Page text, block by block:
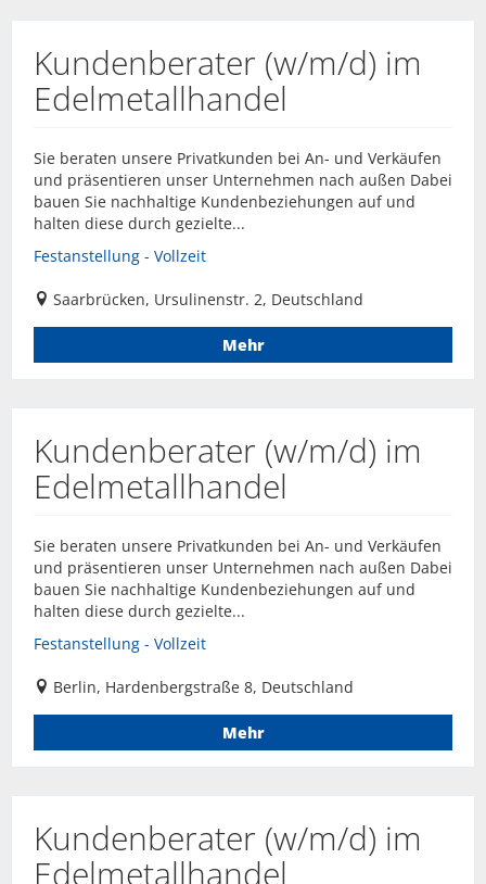
Kundenberater (w/m/d) im
Edelmetallhandel
Sie beraten unsere Privatkunden bei An- und Verkäufen
und präsentieren unser Unternehmen nach außen Dabei
bauen Sie nachhaltige Kundenbeziehungen auf und
halten diese durch gezielte...
Festanstellung - Vollzeit
Saarbrücken, Ursulinenstr. 2, Deutschland
Mehr
Kundenberater (w/m/d) im
Edelmetallhandel
Sie beraten unsere Privatkunden bei An- und Verkäufen
und präsentieren unser Unternehmen nach außen Dabei
bauen Sie nachhaltige Kundenbeziehungen auf und
halten diese durch gezielte...
Festanstellung - Vollzeit
Berlin, Hardenbergstraße 8, Deutschland
Mehr
Kundenberater (w/m/d) im
Edelmetallhandel